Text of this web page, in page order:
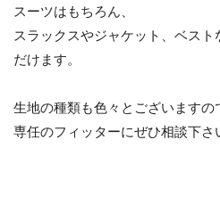
スーツはもちろん、
スラックスやジャケット、ベス
だけます。
生地の種類も色々とございますの
専任のフィッターにぜひ相談下さ